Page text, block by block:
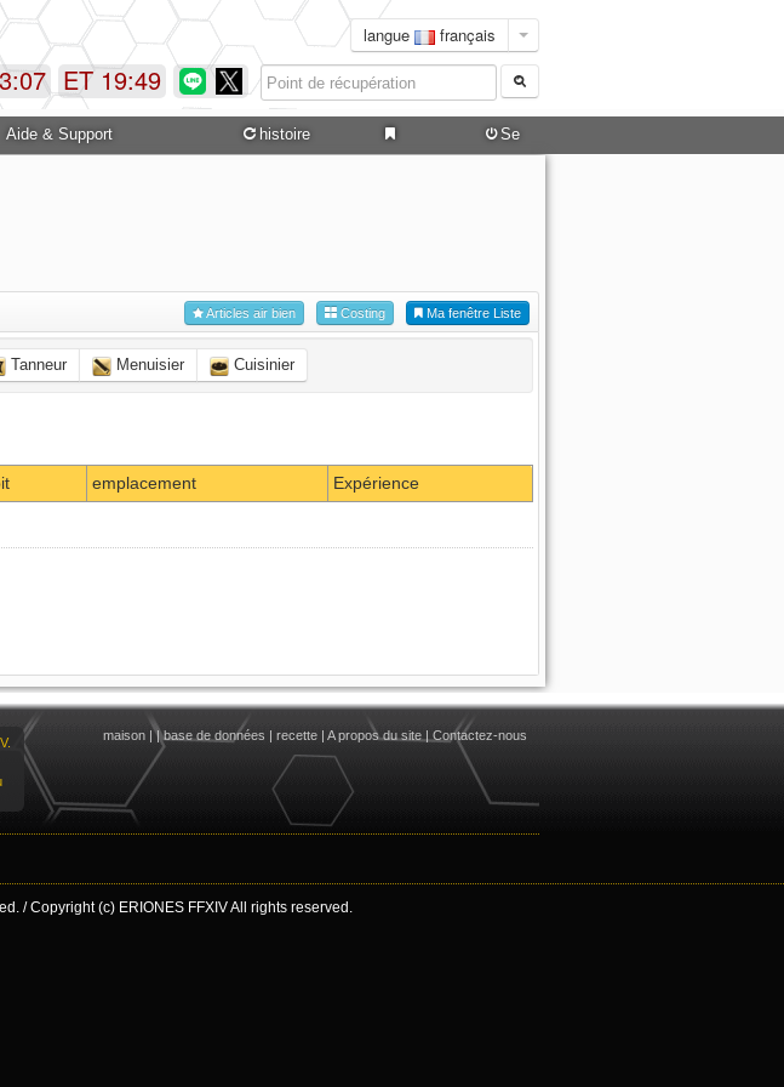
langue français
ET 19:49
Aide & Support histoire Se
Ma fenêtre Liste
Costing
Articles air bien
Tanneur Menuisier Cuisinier
emplacement Expérience
maison ||base de données | recette | A propos du site | Contactez-nous
/ Copyright (c) ERIONES FFXIV All rights reserved.